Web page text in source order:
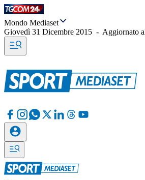
Mondo Mediaset
Giovedì 31 Dicembre 2015 - Aggiornato